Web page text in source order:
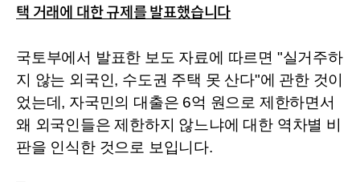
택 거래에 대한 규제를 발표했습니다
국토부에서 발표한 보도 자료에 따르면 "실거주하
지 않는 외국인, 수도권 주택 못 산다"에 관한 것이
었는데, 자국민의 대출은 6억 원으로 제한하면서
왜 외국인들은 제한하지 않느냐에 대한 역차별 비
판을 인식한 것으로 보입니다.